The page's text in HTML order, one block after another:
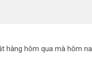
hàng hôm qua mà hôm